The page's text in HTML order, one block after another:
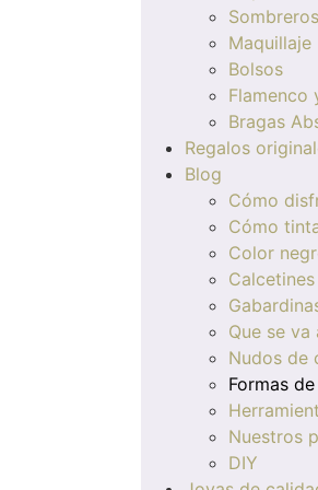
Sombreros
Maquillaje
Bolsos
Flamenco
Bragas
Regalos
Blog
Cómo
Cómo
Color
Que se
Nudos de
Formas
Nuestros
DIY